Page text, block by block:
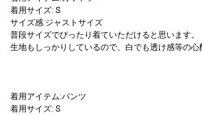
着用サイズ: S
サイズ感:ジャストサイズ
普段サイズでぴったり着ていただけると思います。
生地もしっかりしているので、白でも透け感等の心
着用アイテム:パンツ
着用サイズ: S